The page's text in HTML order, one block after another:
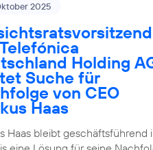
2025
Holding
Suche für
von CEO
Haas
Haas bleibt geschäftsführend